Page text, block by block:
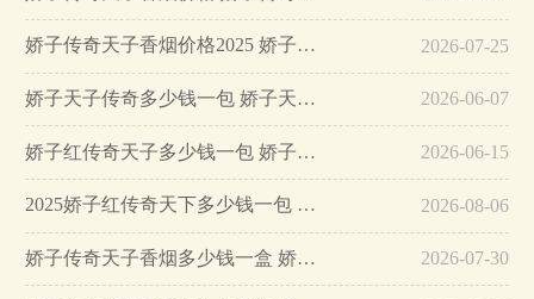
娇子传奇天子香烟价格2025 娇子传奇天子香烟价格表图大全… 2026-07-25
娇子天子传奇多少钱一包 娇子天子传奇好抽吗… 2026-06-07
娇子红传奇天子多少钱一包 娇子红传奇天子价格2025… 2026-06-15
2025娇子红传奇天下多少钱一包 最新娇子红传奇天子价格参数… 2026-08-06
娇子传奇天子香烟多少钱一盒 娇子传奇天子价格详情… 2026-07-30